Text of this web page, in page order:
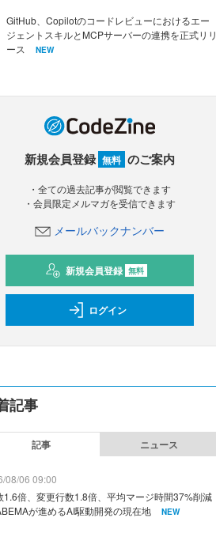
GitHub、Copilotのコードレビューにおけるエー
ジェントスキルとMCPサーバーの連携を正式リリ
ース
NEW
新規会員登録 無料 のご案内
・全ての過去記事が閲覧できます
・会員限定メルマガを受信できます
メールバックナンバー
新規会員登録 無料
ログイン
記事
記事 ニュース
08/06 09:00
1.6倍、変更行数1.8倍、平均マージ時間37%削減
が進めるAI駆動開発の現在地
NEW